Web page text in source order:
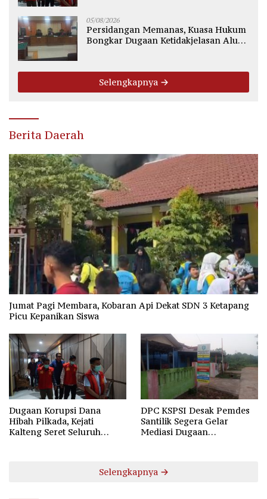
05/08/2026
Persidangan Memanas, Kuasa Hukum
Bongkar Dugaan Ketidakjelasan Alur
Selengkapnya
Berita Daerah
Jumat Pagi Membara, Kobaran Api Dekat SDN 3 Ketapang
Picu Kepanikan Siswa
Dugaan Korupsi Dana
Hibah Pilkada, Kejati
Kalteng Seret Seluruh
DPC KSPSI Desak Pemdes
Santilik Segera Gelar
Mediasi Dugaan
Selengkapnya